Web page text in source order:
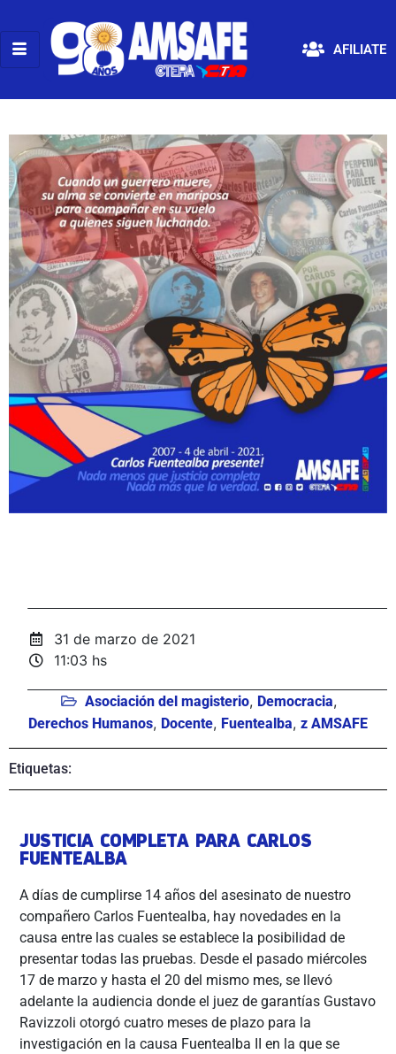
AFILIATE
31 de marzo de 2021
11:03 hs
Asociación del magisterio, Democracia,
Derechos Humanos, Docente, Fuentealba, z AMSAFE
Etiquetas:
JUSTICIA COMPLETA PARA CARLOS
FUENTEALBA
A días de cumplirse 14 años del asesinato de nuestro
compañero Carlos Fuentealba, hay novedades en la
causa entre las cuales se establece la posibilidad de
presentar todas las pruebas. Desde el pasado miércoles
17 de marzo y hasta el 20 del mismo mes, se llevó
adelante la audiencia donde el juez de garantías Gustavo
Ravizzoli otorgó cuatro meses de plazo para la
investigación en la causa Fuentealba II en la que se